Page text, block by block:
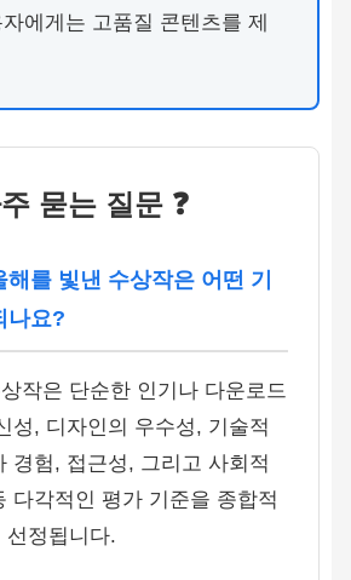
에게는 고품질 콘텐츠를 제
묻는 질문 ❓
를 빛낸 수상작은 어떤 기
나요?
작은 단순한 인기나 다운로드
성, 디자인의 우수성, 기술적
경험, 접근성, 그리고 사회적
다각적인 평가 기준을 종합적
선정됩니다.